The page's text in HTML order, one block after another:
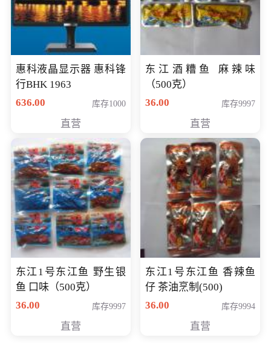
惠科液晶显示器 惠科锋
行BHK 1963
636.00
库存1000
直营
东江酒糟鱼 麻辣味
（500克）
36.00
库存9997
直营
东江1号东江鱼 野生银
鱼 口味（500克）
36.00
库存9997
直营
东江1号东江鱼 香辣鱼
仔 茶油烹制(500)
36.00
库存9994
直营